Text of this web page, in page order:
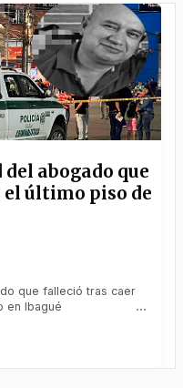
abogado que
el último piso de
que falleció tras caer
en Ibagué